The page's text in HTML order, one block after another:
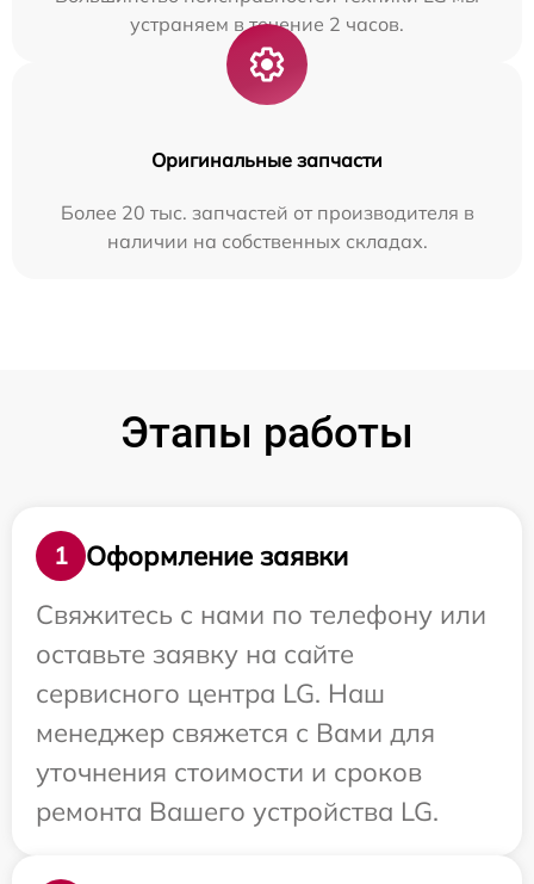
устраняем в течение 2 часов.
Оригинальные запчасти
Более 20 тыс. запчастей от производителя в
наличии на собственных складах.
Этапы работы
1
Оформление заявки
Свяжитесь с нами по телефону или
оставьте заявку на сайте
сервисного центра LG. Наш
менеджер свяжется с Вами для
уточнения стоимости и сроков
ремонта Вашего устройства LG.